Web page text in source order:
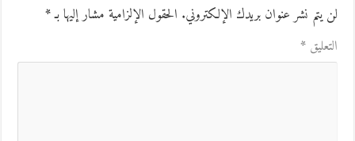
لن يتم نشر عنوان بريدك الإلكتروني. الحقول الإلزامية مشار إليها بـ*
التعليق*